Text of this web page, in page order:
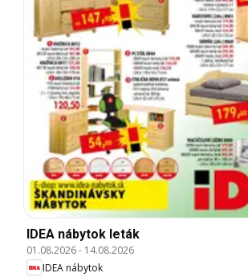
IDEA nábytok leták
01.08.2026- 14.08.2026
IDEA nábytok